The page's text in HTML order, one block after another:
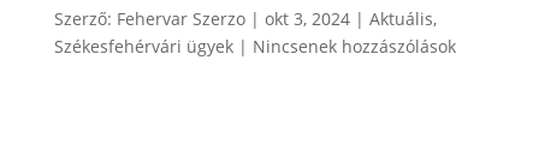
Szerző: Fehervar Szerzo| okt 3, 2024| Aktuális,
Székesfehérvári ügyek| Nincsenek hozzászólások